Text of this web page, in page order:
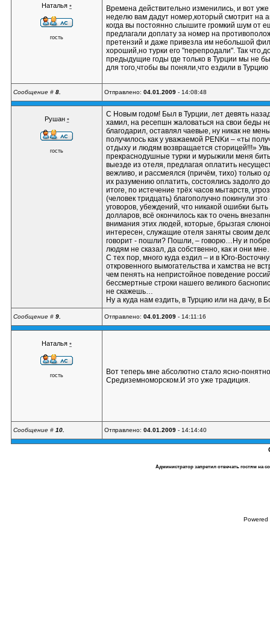
Наталья •
гость
Времена действительно изменились, и вот
неделю вам дадут номер,который смотрит на
когда вы постоянно слышите громкий шум от
предлагали доплату за номер на
претензий и даже привезла им небольшой
хороший,но турки его "перепродали". Так
предыдущие годы где только в Турции мы не
для того,чтобы вы поняли,что ездили в
Сообщение # 8. Отправлено: 04.01.2009 - 14:08:48
Рушан •
гость
С Новым годом! Был в Турции, лет девять
хамил, на ресепшн жаловаться на свои беды
благодарил, оставлял чаевые, ну никак не
получилось как у уважаемой PENKи – «ты
отдыху и людям возвращается сторицей!!!»
прекраснодушные турки и мурыжили меня
выезде из отеля, предлагая оплатить
вежливо, и рассмеялся (причём, тихо) только
их разумению оплатить, состоялись задолго
итоге, по истечение трёх часов мытарств,
(человек тридцать) благополучно покинули
уговоров, убеждений, что никакой ошибки
долларов, всё окончилось как то очень
внимания этих людей, которые, брызгая
интересен, служащие отеля заняты своим
говорит - пошли? Пошли, – говорю…Ну и
людям не сказал, да собственно, как и они
С тех пор, много куда ездил – и в Юго-
откровенного вымогательства и хамства не
чем пенять на непристойное поведение
бессмертные строки нашего великого
не скажешь…
Ну а куда нам ездить, в Турцию или на дачу,
Сообщение # 9. Отправлено: 04.01.2009 - 14:11:16
Наталья •
гость
Вот теперь мне абсолютно стало ясно-
Средиземноморском.И это уже традиция.
Сообщение # 10. Отправлено: 04.01.2009 - 14:14:40
Администратор запретил отвечать гостям на